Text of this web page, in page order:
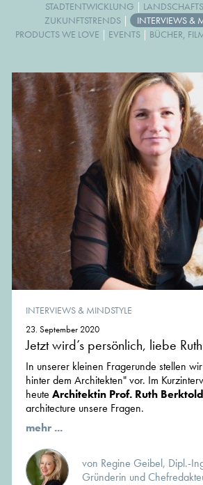
STADTENTWICKLUNG |
ZUKUNFTSTRENDS| INTERVIEWS &
PRODUCTS WE LOVE | EVENTS | BÜCHER,
INTERVIEWS & MINDSTYLE
23. September 2020
Jetzt wird’s persönlich, liebe
In unserer kleinen Fragerunde stellen
hinter dem Architekten" vor. Im
heute Architektin Prof. Ruth Berktold
architecture unsere Fragen.
mehr ...
von Regine Geibel, Dipl.-
Gründerin und